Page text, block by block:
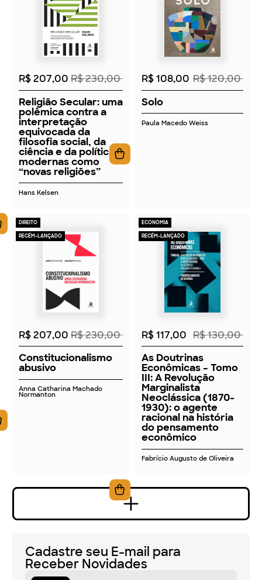
2026
R$ 207,00 R$ 230,00
Religião Secular: uma
polêmica contra a
interpretação
equivocada da
filosofia social, da
ciência e da política
modernas como
“novas religiões”
Hans Kelsen
2026
R$ 108,00 R$ 120,00
Solo
Paula Macedo Weiss
DIREITO
RECÉM-LANÇADO
2026
R$ 207,00 R$ 230,00
Constitucionalismo
abusivo
Anna Catharina Machado
Normanton
ECONOMIA
RECÉM-LANÇADO
2026
R$ 117,00 R$ 130,00
As Doutrinas
Econômicas – Tomo
III: A Revolução
Marginalista
Neoclássica (1870-
1930): o agente
racional na história
do pensamento
econômico
Fabrício Augusto de Oliveira
Cadastre seu E-mail para
Receber Novidades